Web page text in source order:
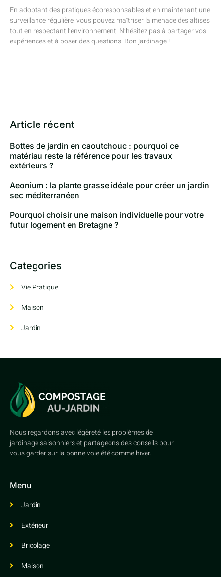
En adoptant des pratiques écoresponsables et en maintenant une
surveillance régulière, vous pouvez maîtriser la menace des altises
tout en respectant l’environnement. N’hésitez pas à partager vos
expériences et à poser des questions. Bon jardinage !
Article récent
Bottes de jardin en caoutchouc : pourquoi ce
matériau reste la référence pour les travaux
extérieurs ?
Aeonium : la plante grasse idéale pour créer un jardin
sec méditerranéen
Pourquoi choisir une maison individuelle pour votre
futur logement en Bretagne ?
Categories
Vie Pratique
Maison
Jardin
Nous regardons avec légèreté les problèmes de
jardinage saisonniers et partageons des conseils pour
vous garder sur la bonne voie été comme hiver.
Menu
Jardin
Extérieur
Bricolage
Maison